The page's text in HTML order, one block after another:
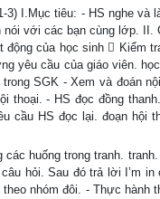
3) I.Mục tiêu: - HS nghe và
với các bạn cùng lớp. II.
của học sinh  Kiểm
yêu cầu của giáo viên.
SGK - Xem và đoán
thoại. - HS đọc đồng
cầu HS đọc lại. đoạn hội
huống trong tranh.
hỏi. Sau đó trả lời I’m
nhóm đôi. - Thực hành